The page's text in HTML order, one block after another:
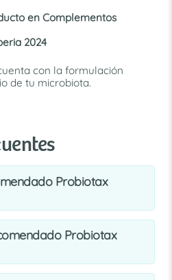
en Complementos
2024
con la formulación
de tu microbiota.
Probiotax
Probiotax